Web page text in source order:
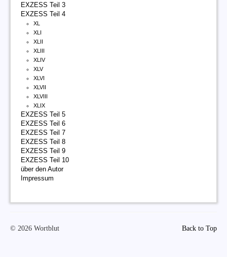
EXZESS Teil 3
EXZESS Teil 4
XL
XLI
XLII
XLIII
XLIV
XLV
XLVI
XLVII
XLVIII
XLIX
EXZESS Teil 5
EXZESS Teil 6
EXZESS Teil 7
EXZESS Teil 8
EXZESS Teil 9
EXZESS Teil 10
über den Autor
Impressum
Back to Top
© 2026 Wortblut